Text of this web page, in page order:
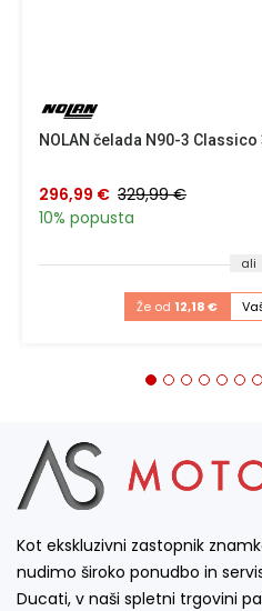
NOLAN čelada N90-3 Classico
296,99 € 329,99 €
10% popusta
ali
Že od 12,18 €
Kot ekskluzivni zastopnik
nudimo široko ponudbo in
Ducati, v naši spletni trgovini